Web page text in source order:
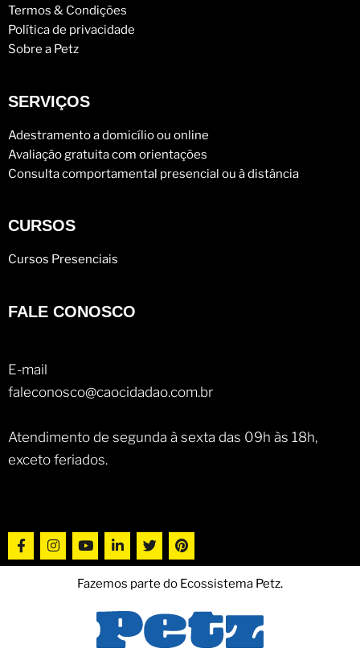
Termos & Condições
Política de privacidade
Sobre a Petz
SERVIÇOS
Adestramento a domicílio ou online
Avaliação gratuita com orientações
Consulta comportamental presencial ou à distância
CURSOS
Cursos Presenciais
FALE CONOSCO
E-mail
faleconosco@caocidadao.com.br
Atendimento de segunda à sexta das 09h às 18h,
exceto feriados.
Fazemos parte do Ecossistema Petz.